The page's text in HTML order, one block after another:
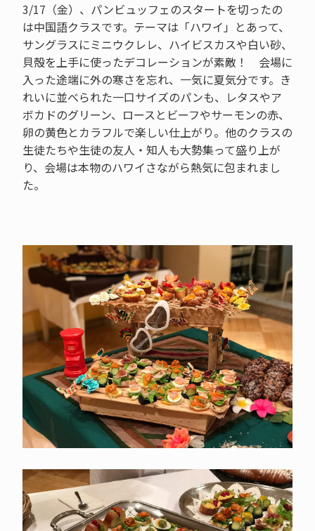
3/17（金）、パンビュッフェのスタートを切ったの
は中国語クラスです。テーマは「ハワイ」とあって、
サングラスにミニウクレレ、ハイビスカスや白い砂、
貝殻を上手に使ったデコレーションが素敵！ 会場に
入った途端に外の寒さを忘れ、一気に夏気分です。き
れいに並べられた一口サイズのパンも、レタスやア
ボカドのグリーン、ロースとビーフやサーモンの赤、
卵の黄色とカラフルで楽しい仕上がり。他のクラスの
生徒たちや生徒の友人・知人も大勢集って盛り上が
り、会場は本物のハワイさながら熱気に包まれまし
た。